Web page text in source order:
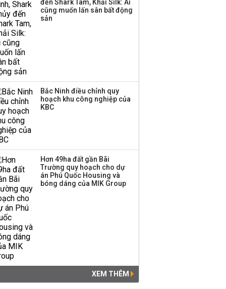
đến Shark Tam, Khải Silk: Ai
cũng muốn lấn sân bất động
sản
Bắc Ninh điều chỉnh quy
hoạch khu công nghiệp của
KBC
Hơn 49ha đất gần Bãi
Trường quy hoạch cho dự
án Phú Quốc Housing và
bóng dáng của MIK Group
XEM THÊM